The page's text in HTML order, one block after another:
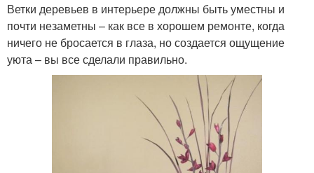
Ветки деревьев в интерьере должны быть уместны и
почти незаметны – как все в хорошем ремонте, когда
ничего не бросается в глаза, но создается ощущение
уюта – вы все сделали правильно.